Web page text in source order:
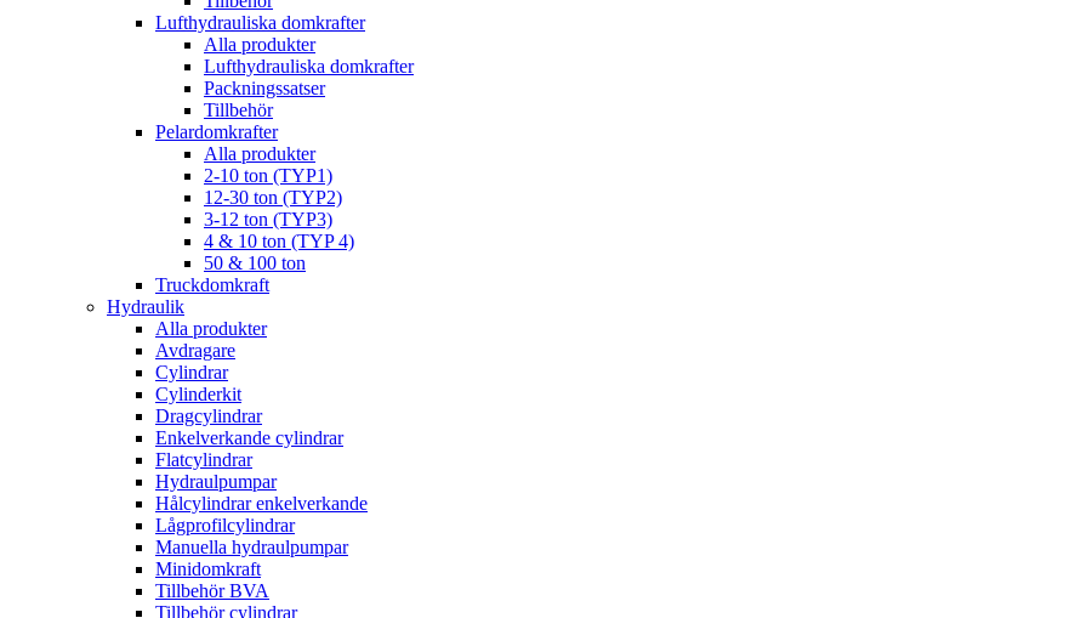
Lufthydrauliska domkrafter
Alla produkter
Lufthydrauliska domkrafter
Packningssatser
Tillbehör
Pelardomkrafter
Alla produkter
2-10 ton (TYP1)
12-30 ton (TYP2)
3-12 ton (TYP3)
4 & 10 ton (TYP 4)
50 & 100 ton
Truckdomkraft
Hydraulik
Alla produkter
Avdragare
Cylindrar
Cylinderkit
Dragcylindrar
Enkelverkande cylindrar
Flatcylindrar
Hydraulpumpar
Hålcylindrar enkelverkande
Lågprofilcylindrar
Manuella hydraulpumpar
Minidomkraft
Tillbehör BVA
Tillbehör cylindrar